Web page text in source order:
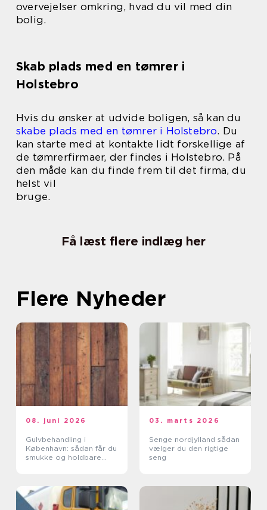
overvejelser omkring, hvad du vil med din
bolig.
Skab plads med en tømrer i
Holstebro
Hvis du ønsker at udvide boligen, så kan du
skabe plads med en tømrer i Holstebro. Du
kan starte med at kontakte lidt forskellige af
de tømrerfirmaer, der findes i Holstebro. På
den måde kan du finde frem til det firma, du
helst vil
bruge.
Få læst flere indlæg her
Flere Nyheder
08. juni 2026
Gulvbehandling i
København: sådan får du
smukke og holdbare
03. marts 2026
Senge nordjylland sådan
vælger du den rigtige
seng